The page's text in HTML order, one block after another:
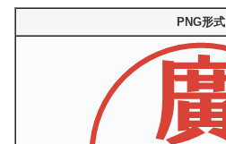
PNG形式